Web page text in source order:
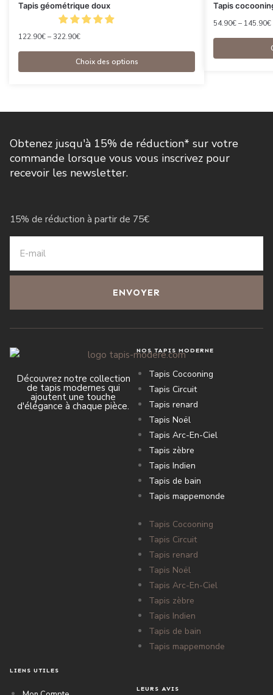
Tapis géométrique doux
122.90€–322.90€
Choix des options
Tapis
54.90€– 145.90€
Obtenez jusqu'à 15% de réduction* sur votre
commande lorsque vous vous inscrivez pour
recevoir les newsletter.
15% de réduction à partir de 75€
ENVOYER
Découvrez notre collection
de tapis modernes qui
ajoutent une touche
d'élégance à chaque pièce.
NOS TAPIS MODERNE
Tapis Cocooning
Tapis Circuit
Tapis renard
Tapis Noël
Tapis Arc-En-Ciel
Tapis zèbre
Tapis Indien
Tapis de bain
Tapis mappemonde
Tapis Cocooning
Tapis Circuit
Tapis renard
Tapis Noël
Tapis Arc-En-Ciel
Tapis zèbre
Tapis Indien
Tapis de bain
Tapis mappemonde
LIENS UTILES
LEURS AVIS